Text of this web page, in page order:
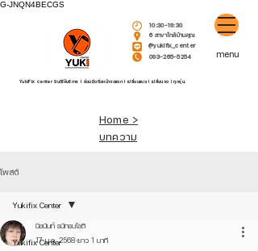
G-JNQN4BECGS
10:30-19:30
6 สาขาใกล้บ้านคุณ
@yukifix_center
093-265-5254
YukiFix center ยินดีให้บริการ l ซ่อมมือถือหน้าจอแตก l เปลี่ยนแบต l เปลี่ยนจอ l ทุกรุ่น.
menu
Home >
บทความ
โพสต์
Yukifix Center
Yukifix Center
นิชนันท์ ธนัทธนโชติ
17 ม.ค. 2568 ยาว 1 นาที